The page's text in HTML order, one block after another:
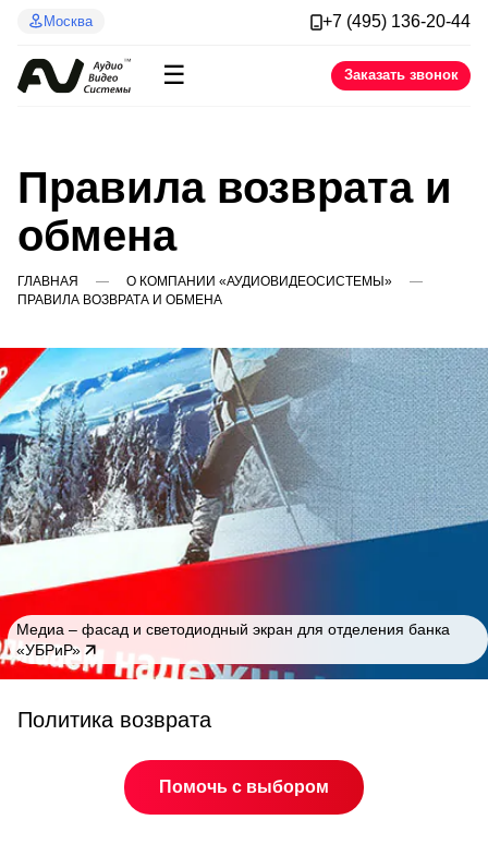
Москва +7 (495) 136-20-44
☰ Заказать звонок
Правила возврата и
обмена
ГЛАВНАЯ
О КОМПАНИИ «АУДИОВИДЕОСИСТЕМЫ»
ПРАВИЛА ВОЗВРАТА И ОБМЕНА
Медиа – фасад и светодиодный экран для отделения банка
«УБРиР»
Политика возврата
Помочь с выбором